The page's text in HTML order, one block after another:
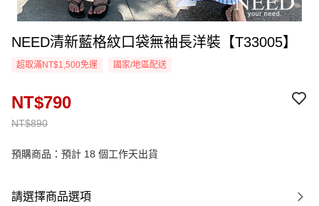
NEED清新藍格紋口袋無袖長洋裝【T33005】
超取滿NT$1,500免運 國家/地區配送
NT$890
NT$790
預購商品：預計 18 個工作天出貨
請選擇商品選項